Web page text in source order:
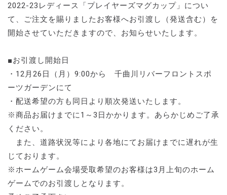
2022-23レディース「プレイヤーズマグカップ」につい
て、ご注文を賜りましたお客様へお引渡し（発送含む）を
開始させていただきますので、お知らせいたします。
■お引渡し開始日
・12月26日（月）9:00から 千曲川リバーフロントスポ
ーツガーデンにて
・配送希望の方も同日より順次発送いたします。
※商品お届けまでに1～3日かかります。あらかじめご了承
ください。
また、道路状況等により各地にてお届けまでに遅れが生
じております。
※ホームゲーム会場受取希望のお客様は3月上旬のホーム
ゲームでのお引渡しとなります。